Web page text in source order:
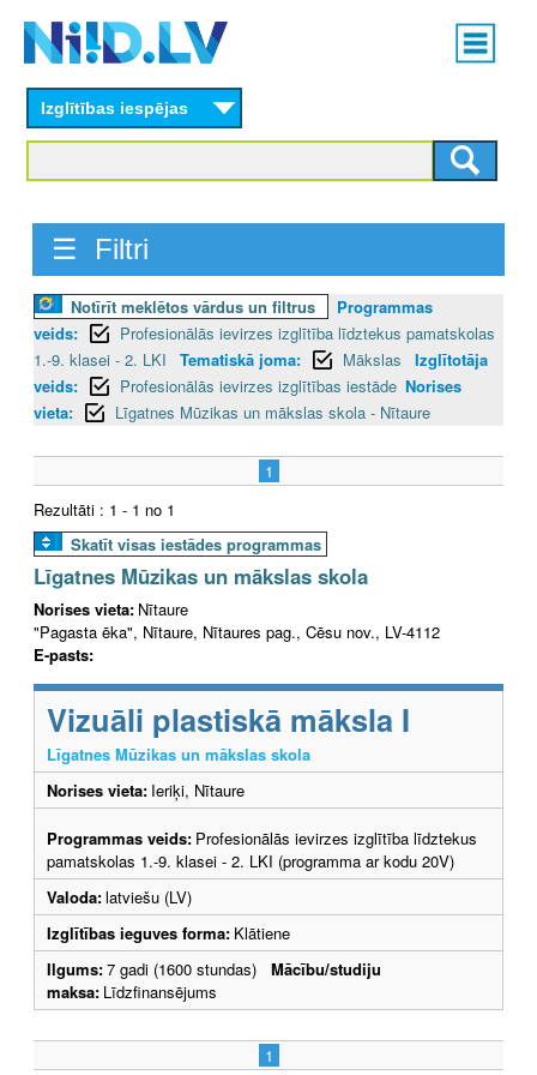
content
Main
menu
Izglītības iespējas
☰ Filtri
Notīrīt meklētos vārdus un filtrus
Programmas
veids:
Profesionālās ievirzes izglītība līdztekus pamatskolas
1.-9. klasei - 2. LKI
Tematiskā joma: Mākslas
Izglītotāja
veids:
Profesionālās ievirzes izglītības iestāde Norises
vieta:
Līgatnes Mūzikas un mākslas skola - Nītaure
1
Rezultāti : 1 - 1 no 1
Skatīt visas iestādes programmas
Līgatnes Mūzikas un mākslas skola
Norises vieta: Nītaure
"Pagasta ēka", Nītaure, Nītaures pag., Cēsu nov., LV-4112
E-pasts:
Vizuāli plastiskā māksla I
Līgatnes Mūzikas un mākslas skola
Norises vieta: Ieriķi, Nītaure
Programmas veids: Profesionālās ievirzes izglītība līdztekus
pamatskolas 1.-9. klasei - 2. LKI (programma ar kodu 20V)
Valoda:latviešu (LV)
Izglītības ieguves forma: Klātiene
Ilgums:7 gadi (1600 stundas) Mācību/studiju
maksa: Līdzfinansējums
1